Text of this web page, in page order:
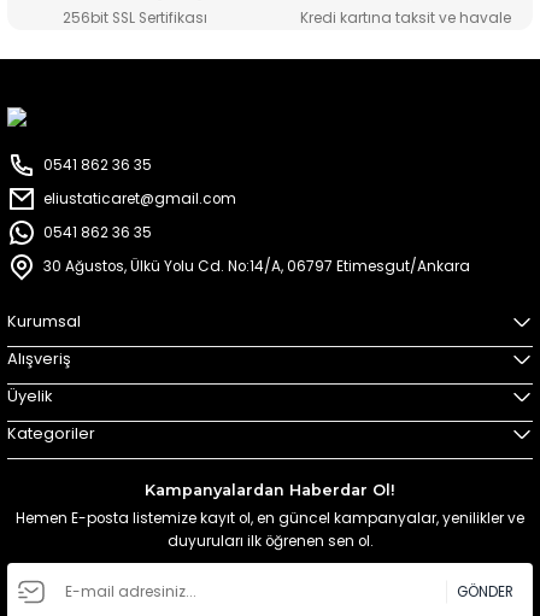
256bit SSL Sertifikası Kredi kartına taksit ve havale
0541 862 36 35
eliustaticaret@gmail.com
0541 862 36 35
30 Ağustos, Ülkü Yolu Cd. No:14/A, 06797 Etimesgut/Ankara
Kurumsal
Alışveriş
Üyelik
Kategoriler
Kampanyalardan Haberdar Ol!
Hemen E-posta listemize kayıt ol, en güncel kampanyalar, yenilikler ve
duyuruları ilk öğrenen sen ol.
GÖNDER